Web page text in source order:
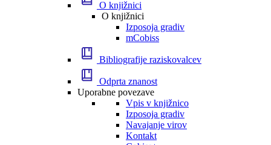
O knjižnici
O knjižnici
Izposoja gradiv
mCobiss
Bibliografije raziskovalcev
Odprta znanost
Uporabne povezave
Vpis v knjižnico
Izposoja gradiv
Navajanje virov
Kontakt